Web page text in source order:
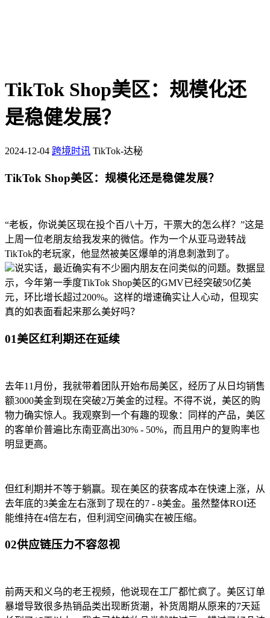
TikTok Shop美区：规模化还
是稳健发展？
2024-12-04 跨境时讯 TikTok-达秘
TikTok Shop美区：规模化还是稳健发展？
“老板，你说美区现在投个百八十万，干票大的怎么样？”这是
上周一位老朋友给我发来的微信。作为一个从亚马逊转战
TikTok的老玩家，他显然被美区爆单的消息刺激到了。
说实话，最近确实有不少圈内朋友在问类似的问题。数据显
示，今年第一季度TikTok Shop美区的GMV已经突破50亿美
元，环比增长超过200%。这样的增速确实让人心动，但现实
真的如表面看起来那么美好吗？
01美区红利期还在延续
去年11月份，我就带着团队开始布局美区，经历了从日均销售
额3000美金到现在突破2万美金的过程。不得不说，美区的购
物力确实惊人。我观察到一个有趣的现象：同样的产品，美区
的客单价普遍比东南亚高出30% - 50%，而且用户的复购率也
明显更高。
但红利期并不等于躺赢。现在美区的获客成本在快速上涨，从
去年底的3美金左右涨到了现在的7 - 8美金。虽然整体ROI还
能维持在4倍左右，但利润空间确实在被压缩。
02供应链压力不容忽视
前两天和义乌的老王视频，他说现在工厂都忙疯了。美区订单
暴增导致很多热销品类出现断货潮，补货周期从原来的7天延